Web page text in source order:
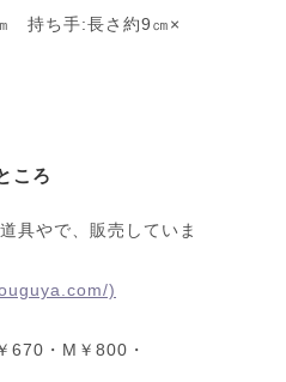
持ち手:長さ約9㎝×
ころ
具やで、販売していま
)
・M￥800・